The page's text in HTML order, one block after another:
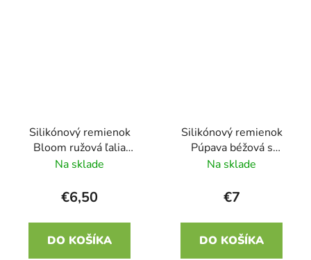
Silikónový remienok
Bloom ružová ľalia
22mm
Na sklade
€6,50
DO KOŠÍKA
Silikónový remienok
Púpava béžová s
ružovou 22mm
Na sklade
€7
DO KOŠÍKA